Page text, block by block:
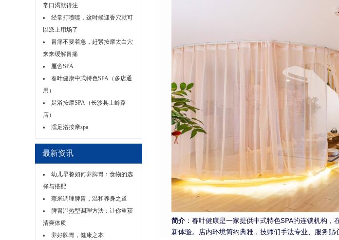
常口渴就得注
经常打喷嚏，这时候迎香穴就可
以派上用场了
胃痛不要着急，赶紧按摩太白穴
来来缓解胃痛
厘舍SPA
春叶健康中式特色SPA（多店通
用）
足浴按摩SPA（长沙县土岭路
店）
澐足浴按摩spa
最新资讯
幼儿早餐如何养脾胃：食物的选
择与搭配
薏米调理脾胃，温和养身之道
脾胃湿热型调理方法：让你重获
清爽体质
养好脾胃，健康之本
简介 ：春叶健康是一家提供中式特色SPA的连锁机构
新体验。店内环境简约典雅，技师们手法专业、服务贴